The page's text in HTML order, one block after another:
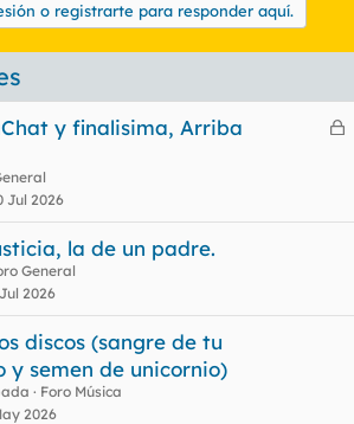
o registrarte para responder aquí.
C
a
y finalisima, Arriba
Jul 2026
la de un padre.
General
2026
discos (sangre de tu
y semen de unicornio)
Foro Música
2026